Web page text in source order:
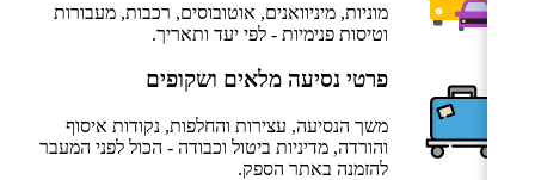
מוניות, מיניוואנים, אוטובוסים, רכבות, מעבורות
וטיסות פנימיות - לפי יעד ותאריך.
פרטי נסיעה מלאים ושקופים
משך הנסיעה, עצירות והחלפות, נקודות איסוף
והורדה, מדיניות ביטול וכבודה - הכול לפני המעבר
להזמנה באתר הספק.